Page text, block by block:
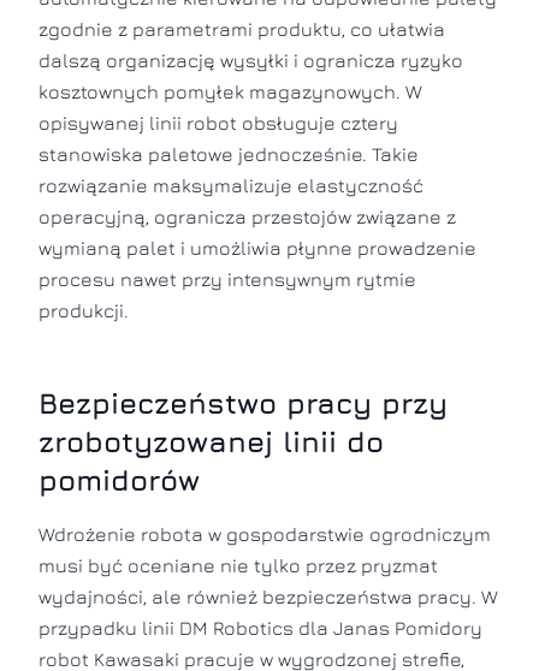
zgodnie z parametrami produktu, co ułatwia
dalszą organizację wysyłki i ogranicza ryzyko
kosztownych pomyłek magazynowych. W
opisywanej linii robot obsługuje cztery
stanowiska paletowe jednocześnie. Takie
rozwiązanie maksymalizuje elastyczność
operacyjną, ogranicza przestojów związane z
wymianą palet i umożliwia płynne prowadzenie
procesu nawet przy intensywnym rytmie
produkcji.
Bezpieczeństwo pracy przy
zrobotyzowanej linii do
pomidorów
Wdrożenie robota w gospodarstwie ogrodniczym
musi być oceniane nie tylko przez pryzmat
wydajności, ale również bezpieczeństwa pracy. W
przypadku linii DM Robotics dla Janas Pomidory
robot Kawasaki pracuje w wygrodzonej strefie,